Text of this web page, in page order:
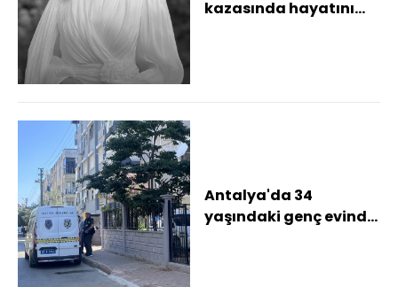
kazasında hayatını
Antalya'da 34
yaşındaki genç evinde